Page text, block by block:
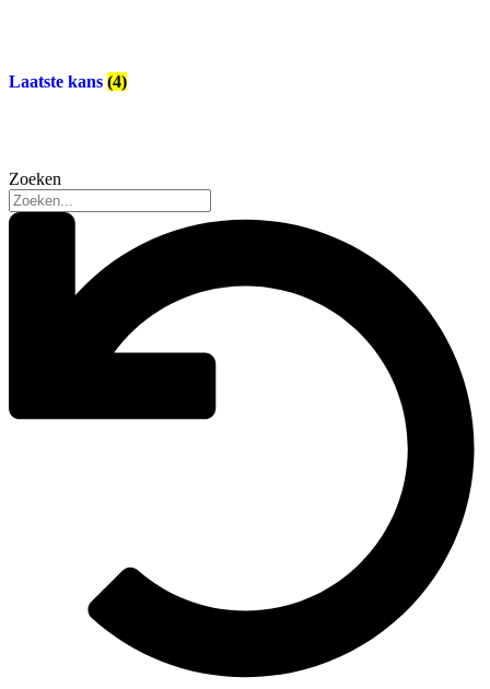
Laatste kans (4)
Zoeken